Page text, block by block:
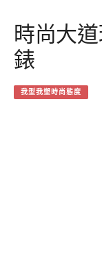
時尚大
錶
我型我塑時尚態度